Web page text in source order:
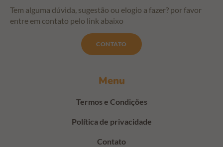
Menu
Termos e Condições
Política de privacidade
Contato
Tem alguma dúvida, sugestão ou elogio a fazer? por favor
entre em contato pelo link abaixo
CONTATO